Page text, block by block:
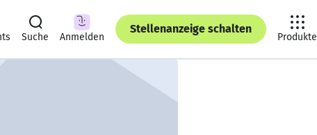
Suche Anmelden
Stellenanzeige schalten
Produkte